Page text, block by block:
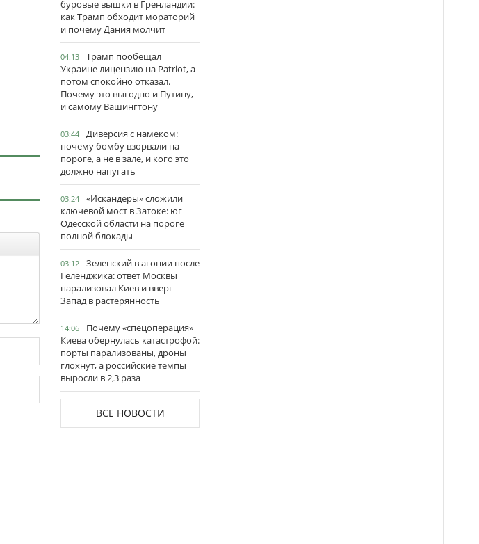
буровые вышки в Гренландии:
как Трамп обходит мораторий
и почему Дания молчит
04:13
Трамп пообещал
Украине лицензию на Patriot, а
потом спокойно отказал.
Почему это выгодно и Путину,
и самому Вашингтону
03:44
Диверсия с намёком:
почему бомбу взорвали на
пороге, а не в зале, и кого это
должно напугать
03:24
«Искандеры» сложили
ключевой мост в Затоке: юг
Одесской области на пороге
полной блокады
03:12
Зеленский в агонии после
Геленджика: ответ Москвы
парализовал Киев и вверг
Запад в растерянность
14:06
Почему «спецоперация»
Киева обернулась катастрофой:
порты парализованы, дроны
глохнут, а российские темпы
выросли в 2,3 раза
ВСЕ НОВОСТИ